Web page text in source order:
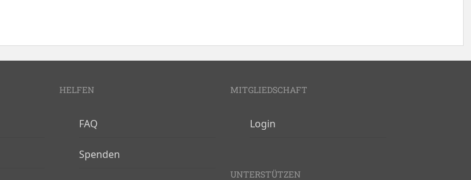
HELFEN
FAQ
Spenden
MITGLIEDSCHAFT
Login
UNTERSTÜTZEN